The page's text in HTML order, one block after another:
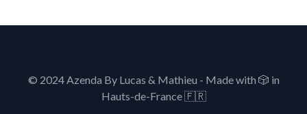
© 2024 Azenda By Lucas & Mathieu - Made with 🎲 in
Hauts-de-France 🇫🇷